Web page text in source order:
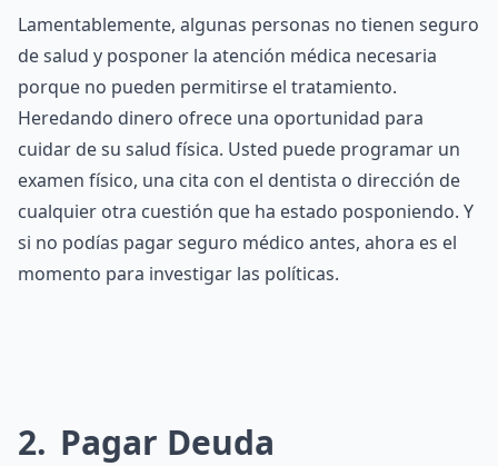
Lamentablemente, algunas personas no tienen seguro
de salud y posponer la atención médica necesaria
porque no pueden permitirse el tratamiento.
Heredando dinero ofrece una oportunidad para
cuidar de su salud física. Usted puede programar un
examen físico, una cita con el dentista o dirección de
cualquier otra cuestión que ha estado posponiendo. Y
si no podías pagar seguro médico antes, ahora es el
momento para investigar las políticas.
2 Pagar Deuda